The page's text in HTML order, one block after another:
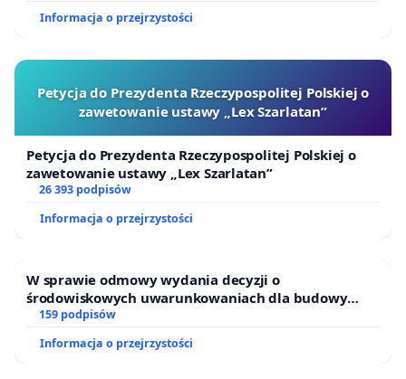
Informacja o przejrzystości
Petycja do Prezydenta Rzeczypospolitej Polskiej o
zawetowanie ustawy „Lex Szarlatan”
Petycja do Prezydenta Rzeczypospolitej Polskiej o
zawetowanie ustawy „Lex Szarlatan”
26 393 podpisów
Informacja o przejrzystości
W sprawie odmowy wydania decyzji o
środowiskowych uwarunkowaniach dla budowy
zakładu wytwarzania biometanu „Krynki” w
Ostrowiu Południowym oraz ochrony mieszkańców i
Puszczy Knyszyńskiej
159 podpisów
Informacja o przejrzystości